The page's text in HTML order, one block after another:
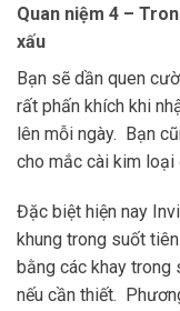
Quan niệm 4 –
xấu
Bạn sẽ dần quen
rất phấn khích khi
lên mỗi ngày. Bạn
cho mắc cài kim loại
Đặc biệt hiện nay
khung trong suốt
bằng các khay trong
nếu cần thiết.